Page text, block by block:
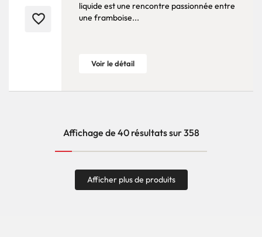
favorite_border
liquide est une rencontre passionnée entre
une framboise...
Voir le détail
Affichage de 40 résultats sur 358
Afficher plus de produits